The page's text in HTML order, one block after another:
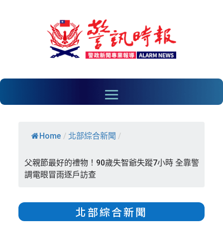
Home / 北部綜合新聞 /
父親節最好的禮物！90歲失智爺失蹤7小時 全靠警
調電眼冒雨逐戶訪查
北部綜合新聞